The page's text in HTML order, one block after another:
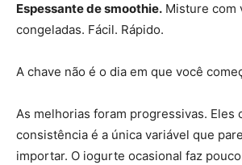
Espessante de smoothie. Misture com
congeladas. Fácil. Rápido.
A chave não é o dia em que você
As melhorias foram progressivas. Eles
consistência é a única variável que
importar. O iogurte ocasional faz